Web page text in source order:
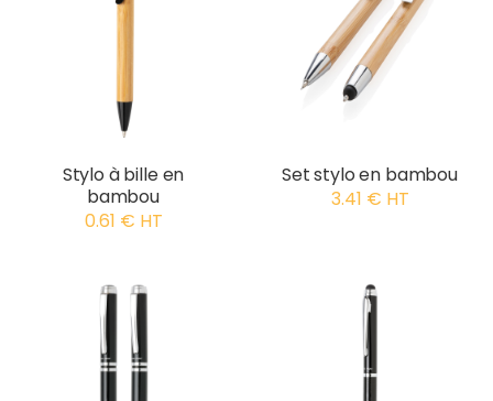
Stylo à bille en
bambou
0.61 € HT
Set stylo en bambou
3.41 € HT